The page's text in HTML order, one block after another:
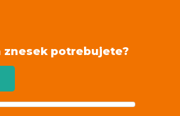
znesek potrebujete?